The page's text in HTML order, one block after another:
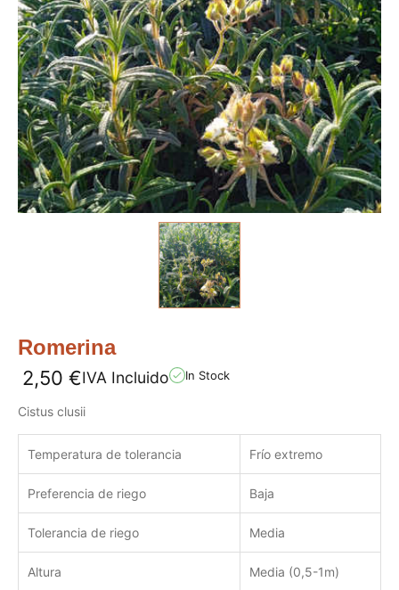
Romerina
2,50 €IVA Incluido In Stock
Cistus clusii
Temperatura de tolerancia Frío extremo
Preferencia de riego Baja
Tolerancia de riego Media
Altura Media (0,5-1m)